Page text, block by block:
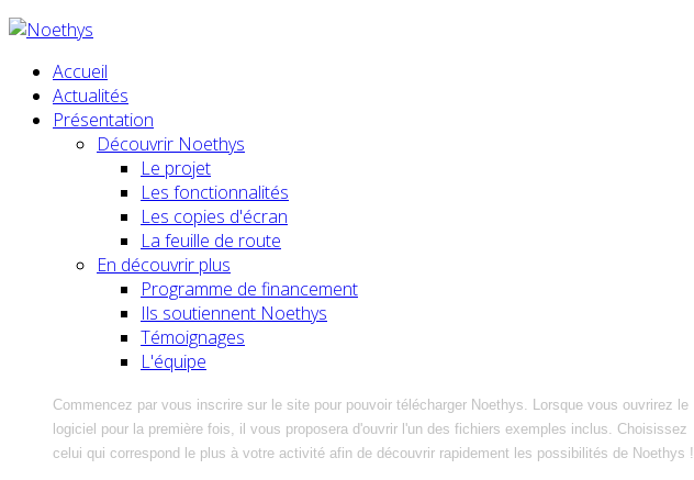
Accueil
Actualités
Présentation
Découvrir Noethys
Le projet
Les fonctionnalités
Les copies d'écran
La feuille de route
En découvrir plus
Programme de financement
Ils soutiennent Noethys
Témoignages
L'équipe
Commencez par vous inscrire sur le site pour pouvoir télécharger Noethys. Lorsque vous ouvrirez le
logiciel pour la première fois, il vous proposera d'ouvrir l'un des fichiers exemples inclus. Choisissez
celui qui correspond le plus à votre activité afin de découvrir rapidement les possibilités de Noethys !